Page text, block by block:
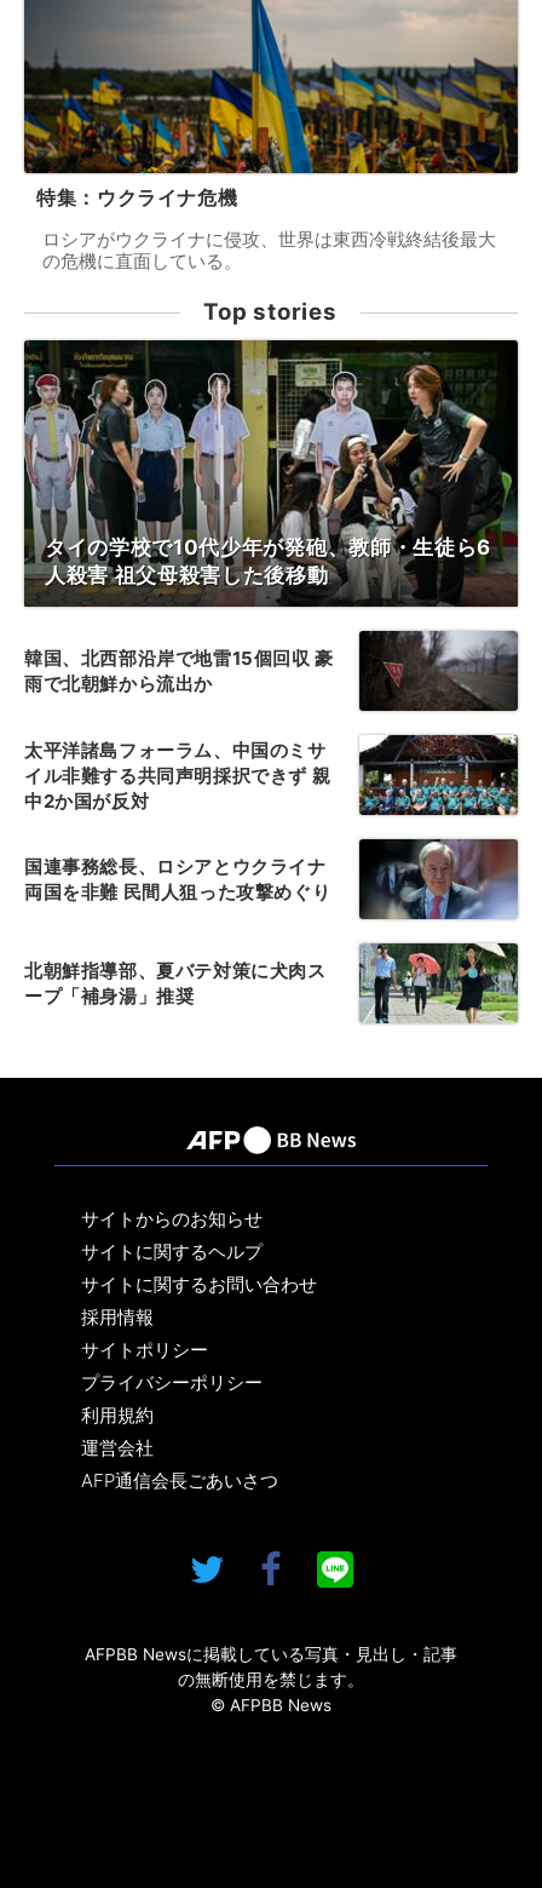
特集：ウクライナ危機
ロシアがウクライナに侵攻、世界は東西冷戦終結後最大
の危機に直面している。
Top stories
タイの学校で10代少年が発砲、教師・生徒ら6
人殺害 祖父母殺害した後移動
韓国、北西部沿岸で地雷15個回収 豪
雨で北朝鮮から流出か
太平洋諸島フォーラム、中国のミサ
イル非難する共同声明採択できず 親
中2か国が反対
国連事務総長、ロシアとウクライナ
両国を非難 民間人狙った攻撃めぐり
北朝鮮指導部、夏バテ対策に犬肉ス
ープ「補身湯」推奨
サイトからのお知らせ
サイトに関するヘルプ
サイトに関するお問い合わせ
採用情報
サイトポリシー
プライバシーポリシー
利用規約
運営会社
AFP通信会長ごあいさつ
AFPBB Newsに掲載している写真・見出し・記事
の無断使用を禁じます。
© AFPBB News